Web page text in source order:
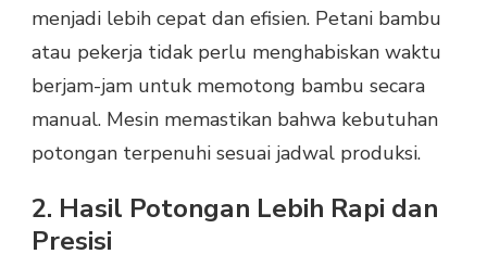
menjadi lebih cepat dan efisien. Petani bambu
atau pekerja tidak perlu menghabiskan waktu
berjam-jam untuk memotong bambu secara
manual. Mesin memastikan bahwa kebutuhan
potongan terpenuhi sesuai jadwal produksi.
2. Hasil Potongan Lebih Rapi dan
Presisi